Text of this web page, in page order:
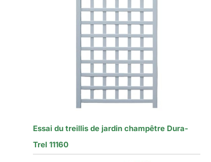
Essai du treillis de jardin champêtre Dura-
Trel 11160